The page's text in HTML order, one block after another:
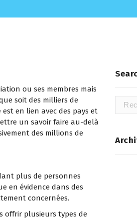
ou ses membres mais
soit des milliers de
en lien avec des pays et
un savoir faire au-delà
des millions de
plus de personnes
en évidence dans des
concernées.
offrir plusieurs types de